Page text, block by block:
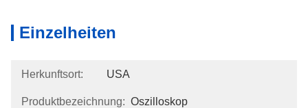
Einzelheiten
Herkunftsort: USA
Produktbezeichnung: Oszilloskop